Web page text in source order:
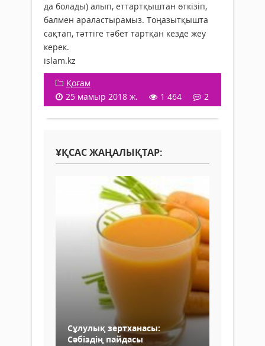
да болады) алып, еттартқыштан өткізіп,
балмен араластырамыз. Тоңазытқышта
сақтап, тәттіге тәбет тартқан кезде жеу
керек.
islam.kz
Қоғам
25 мамыр 2018 ж.
1 464 2
ҰҚСАС ЖАҢАЛЫҚТАР:
Сұлулық зертханасы:
Сәбіздің пайдасы